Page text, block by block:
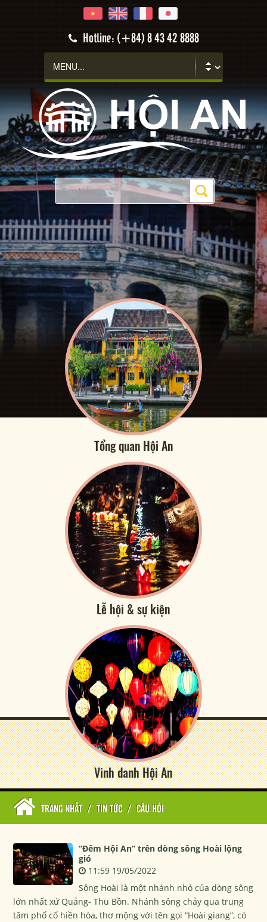
Hotline: (+84) 8 43 42 8888
Tổng quan Hội An
Lễ hội & sự kiện
Vinh danh Hội An
TRANG NHẤT / TIN TỨC / CÂU HỎI
“Đêm Hội An” trên dòng sông Hoài lộng
gió
11:59 19/05/2022
Sông Hoài là một nhánh nhỏ của dòng sông
lớn nhất xứ Quảng- Thu Bồn. Nhánh sông chảy qua trung
tâm phố cổ hiền hòa, thơ mộng với tên gọi “Hoài giang”, có